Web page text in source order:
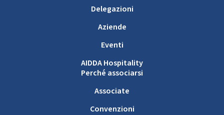
Delegazioni
Aziende
Eventi
AIDDA Hospitality
Perché associarsi
Associate
Convenzioni